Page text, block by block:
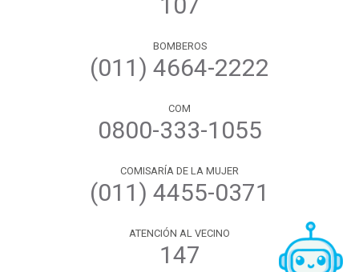
BOMBEROS
(011) 4664-2222
COM
0800-333-1055
COMISARÍA DE LA MUJER
(011) 4455-0371
ATENCIÓN AL VECINO
147